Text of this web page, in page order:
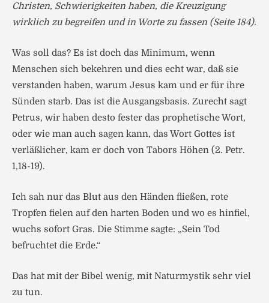
Christen, Schwierigkeiten haben, die Kreuzigung
wirklich zu begreifen und in Worte zu fassen (Seite 184).
Was soll das? Es ist doch das Minimum, wenn
Menschen sich bekehren und dies echt war, daß sie
verstanden haben, warum Jesus kam und er für ihre
Sünden starb. Das ist die Ausgangsbasis. Zurecht sagt
Petrus, wir haben desto fester das prophetische Wort,
oder wie man auch sagen kann, das Wort Gottes ist
verläßlicher, kam er doch von Tabors Höhen (2. Petr.
1,18-19).
Ich sah nur das Blut aus den Händen fließen, rote
Tropfen fielen auf den harten Boden und wo es hinfiel,
wuchs sofort Gras. Die Stimme sagte: „Sein Tod
befruchtet die Erde.“
Das hat mit der Bibel wenig, mit Naturmystik sehr viel
zu tun.